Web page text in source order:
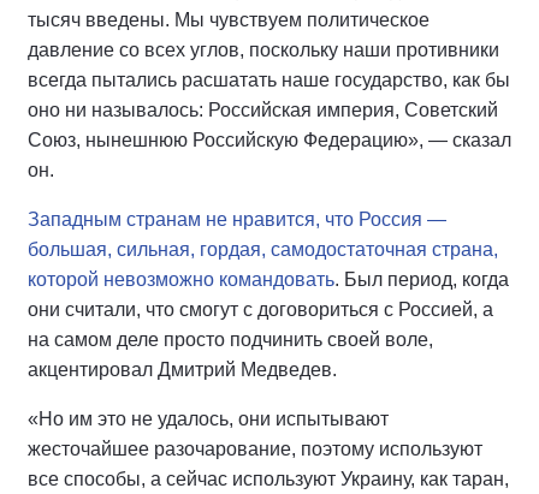
тысяч введены. Мы чувствуем политическое
давление со всех углов, поскольку наши противники
всегда пытались расшатать наше государство, как бы
оно ни называлось: Российская империя, Советский
Союз, нынешнюю Российскую Федерацию», — сказал
он.
Западным странам не нравится, что Россия —
большая, сильная, гордая, самодостаточная страна,
которой невозможно командовать. Был период, когда
они считали, что смогут с договориться с Россией, а
на самом деле просто подчинить своей воле,
акцентировал Дмитрий Медведев.
«Но им это не удалось, они испытывают
жесточайшее разочарование, поэтому используют
все способы, а сейчас используют Украину, как таран,